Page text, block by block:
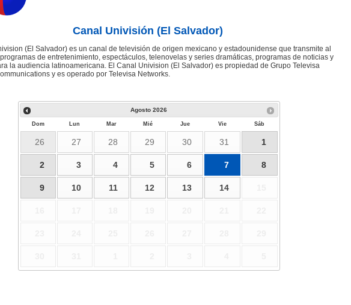
Canal Univisión (El Salvador)
(El Salvador) es un canal de televisión de origen mexicano y estadounidense que transmite al
de entretenimiento, espectáculos, telenovelas y series dramáticas, programas de noticias y
la audiencia latinoamericana. El Canal Univision (El Salvador) es propiedad de Grupo Televisa
y es operado por Televisa Networks.
Agosto 2026
Dom Lun Mar Mié Jue Vie Sáb
26 27 28 29 30 31 1
2 3 4 5 6 7 8
9 10 11 12 13 14